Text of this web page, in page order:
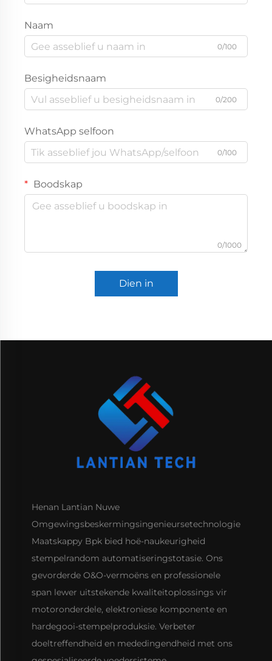
Naam
0/100
Besigheidsnaam
0/200
WhatsApp selfoon
0/100
Boodskap
0/1000
Dien in
Henan Lantian Nuwe
Omgewingsbeskermingsingenieursetechnologie
Maatskappy Bpk bied hoë-naukeurigheid
stempelrandom automatiseringstotasie. Ons
gevorderde O&O-vermoëns en professionele
span lewer uitstekende kwaliteitoplossings vir
motoronderdele, elektroniese komponente en
hardegooi-stempelproduksie. Verbeter
doeltreffendheid en mededingendheid met ons